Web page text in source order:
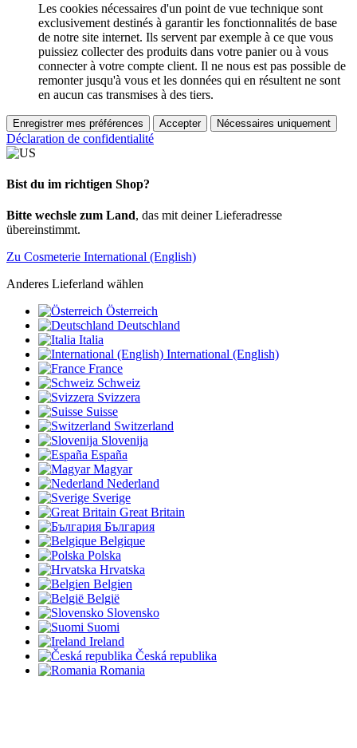
Les cookies nécessaires d'un point de vue technique sont
exclusivement destinés à garantir les fonctionnalités de base
de notre site internet. Ils servent par exemple à ce que vous
puissiez collecter des produits dans votre panier ou à vous
connecter à votre compte client. Il ne nous est pas possible de
remonter jusqu'à vous et les données qui en résultent ne sont
en aucun cas transmises à des tiers.
Enregistrer mes préférences Accepter Nécessaires uniquement
Déclaration de confidentialité
Bist du im richtigen Shop?
Bitte wechsle zum Land, das mit deiner Lieferadresse
übereinstimmt.
Zu Cosmeterie International (English)
Anderes Lieferland wählen
Österreich
Deutschland
Italia
International (English)
France
Schweiz
Svizzera
Suisse
Switzerland
Slovenija
España
Magyar
Nederland
Sverige
Great Britain
България
Belgique
Polska
Hrvatska
Belgien
België
Slovensko
Suomi
Ireland
Česká republika
Romania